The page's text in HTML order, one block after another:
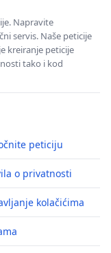
Napravite
servis. Naše peticije
kreiranje peticije
tako i kod
peticiju
o privatnosti
kolačićima